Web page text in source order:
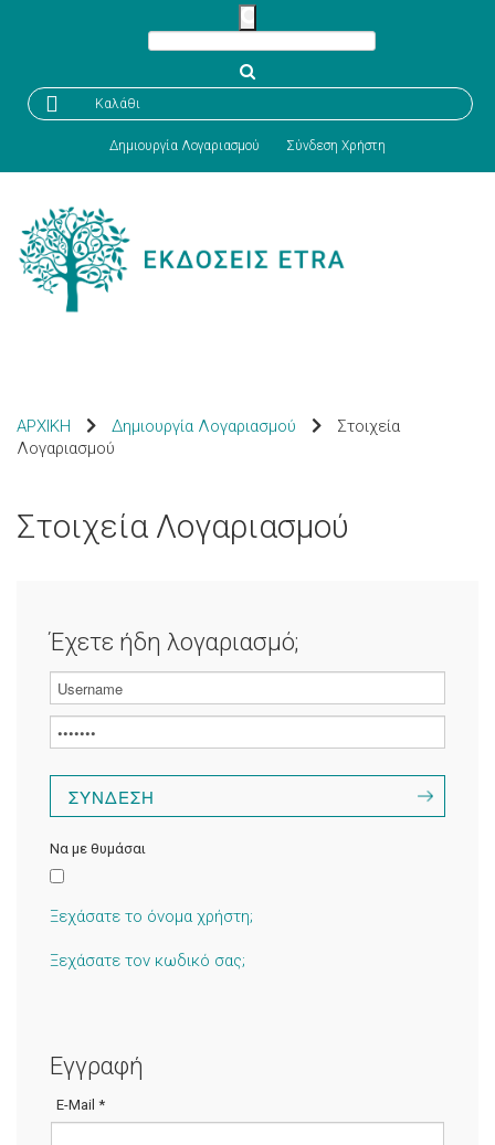
 Καλάθι
Δημιουργία Λογαριασμού Σύνδεση Χρήστη
ΑΡΧΙΚΗ Δημιουργία Λογαριασμού
Στοιχεία
Λογαριασμού
Στοιχεία Λογαριασμού
Έχετε ήδη λογαριασμό;
Να με θυμάσαι
Ξεχάσατε το όνομα χρήστη;
Ξεχάσατε τον κωδικό σας;
Εγγραφή
E-Mail *